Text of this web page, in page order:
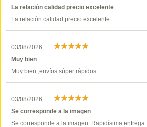
La relación calidad precio excelente
La relación calidad precio excelente
03/08/2026
Muy bien
Muy bien ,envíos súper rápidos
03/08/2026
Se corresponde a la imagen
Se corresponde a la imagen. Rapidísima entrega.